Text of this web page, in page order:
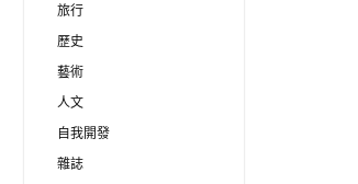
旅行
歷史
藝術
人文
自我開發
雜誌